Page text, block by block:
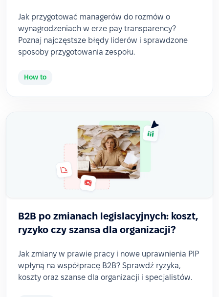
Jak przygotować managerów do rozmów o
wynagrodzeniach w erze pay transparency?
Poznaj najczęstsze błędy liderów i sprawdzone
sposoby przygotowania zespołu.
How to
B2B po zmianach legislacyjnych: koszt,
ryzyko czy szansa dla organizacji?
Jak zmiany w prawie pracy i nowe uprawnienia PIP
wpłyną na współpracę B2B? Sprawdź ryzyka,
koszty oraz szanse dla organizacji i specjalistów.